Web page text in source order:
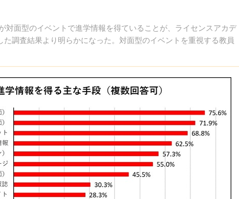
対面型のイベントで進学情報を得ていることが、ライセンスアカデ
た調査結果より明らかになった。対面型のイベントを重視する教員